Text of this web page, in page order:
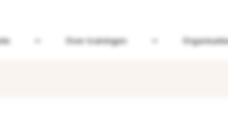
Open Omgaan met dementie
Over trainingen Open Over